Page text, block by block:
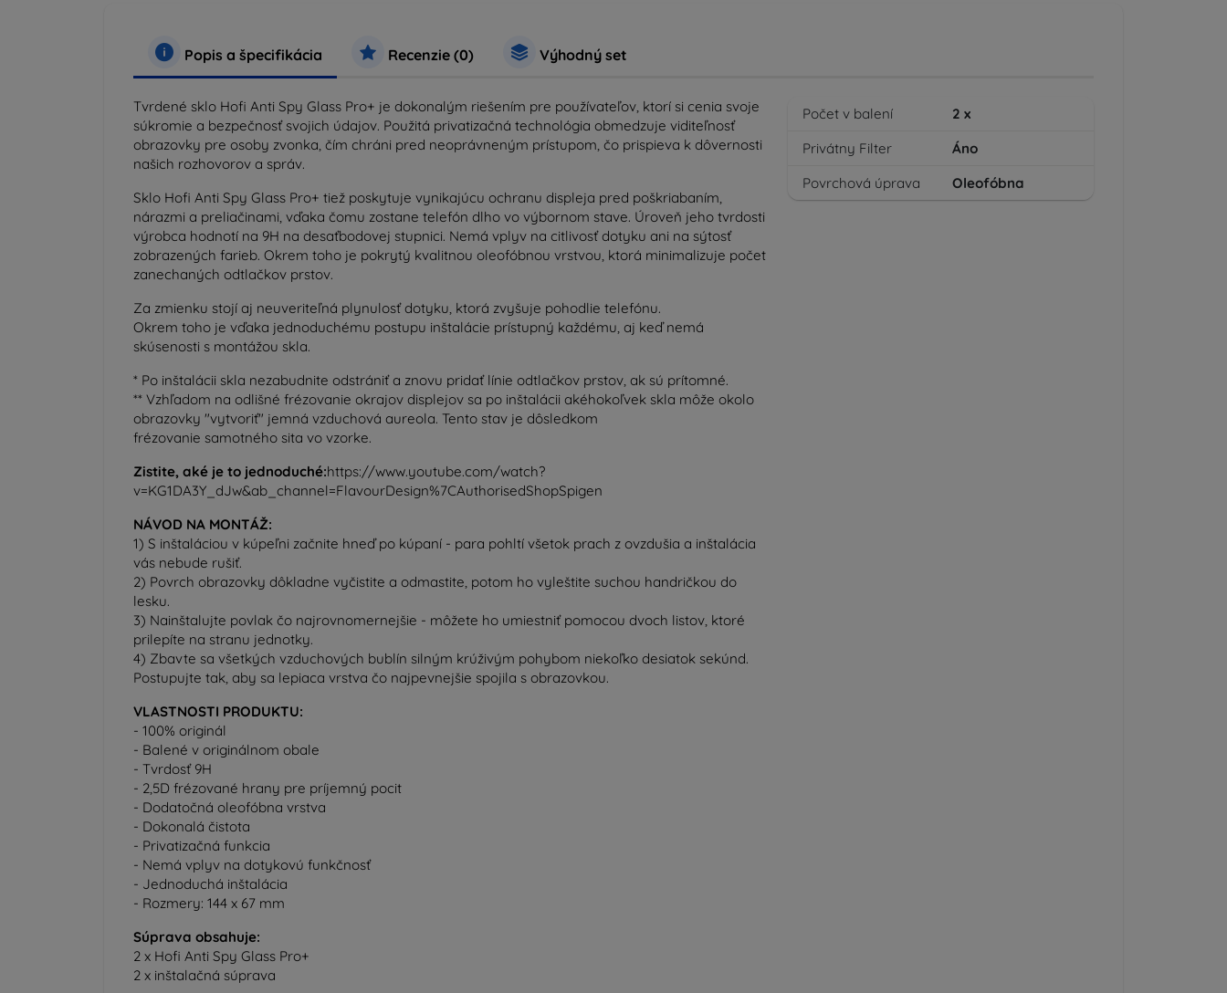
Popis a špecifikácia Recenzie (0) Výhodný set
Tvrdené sklo Hofi Anti Spy Glass Pro+ je dokonalým riešením pre používateľov, ktorí si cenia svoje
súkromie a bezpečnosť svojich údajov. Použitá privatizačná technológia obmedzuje viditeľnosť
obrazovky pre osoby zvonka, čím chráni pred neoprávneným prístupom, čo prispieva k dôvernosti
našich rozhovorov a správ.
Sklo Hofi Anti Spy Glass Pro+ tiež poskytuje vynikajúcu ochranu displeja pred poškriabaním,
nárazmi a preliačinami, vďaka čomu zostane telefón dlho vo výbornom stave. Úroveň jeho tvrdosti
výrobca hodnotí na 9H na desaťbodovej stupnici. Nemá vplyv na citlivosť dotyku ani na sýtosť
zobrazených farieb. Okrem toho je pokrytý kvalitnou oleofóbnou vrstvou, ktorá minimalizuje počet
zanechaných odtlačkov prstov.
Za zmienku stojí aj neuveriteľná plynulosť dotyku, ktorá zvyšuje pohodlie telefónu.
Okrem toho je vďaka jednoduchému postupu inštalácie prístupný každému, aj keď nemá
skúsenosti s montážou skla.
* Po inštalácii skla nezabudnite odstrániť a znovu pridať línie odtlačkov prstov, ak sú prítomné.
** Vzhľadom na odlišné frézovanie okrajov displejov sa po inštalácii akéhokoľvek skla môže okolo
obrazovky "vytvoriť" jemná vzduchová aureola. Tento stav je dôsledkom
frézovanie samotného sita vo vzorke.
Zistite, aké je to jednoduché:https://www.youtube.com/watch?
v=KG1DA3Y_dJw&ab_channel=FlavourDesign%7CAuthorisedShopSpigen
NÁVOD NA MONTÁŽ:
1) S inštaláciou v kúpeľni začnite hneď po kúpaní - para pohltí všetok prach z ovzdušia a inštalácia
vás nebude rušiť.
2) Povrch obrazovky dôkladne vyčistite a odmastite, potom ho vyleštite suchou handričkou do
lesku.
3) Nainštalujte povlak čo najrovnomernejšie - môžete ho umiestniť pomocou dvoch listov, ktoré
prilepíte na stranu jednotky.
4) Zbavte sa všetkých vzduchových bublín silným krúživým pohybom niekoľko desiatok sekúnd.
Postupujte tak, aby sa lepiaca vrstva čo najpevnejšie spojila s obrazovkou.
VLASTNOSTI PRODUKTU:
- 100% originál
- Balené v originálnom obale
- Tvrdosť 9H
- 2,5D frézované hrany pre príjemný pocit
- Dodatočná oleofóbna vrstva
- Dokonalá čistota
- Privatizačná funkcia
- Nemá vplyv na dotykovú funkčnosť
- Jednoduchá inštalácia
- Rozmery: 144 x 67 mm
Súprava obsahuje:
2 x Hofi Anti Spy Glass Pro+
2 x inštalačná súprava
Počet v balení 2 x
Privátny Filter
Áno
Povrchová úprava
Oleofóbna